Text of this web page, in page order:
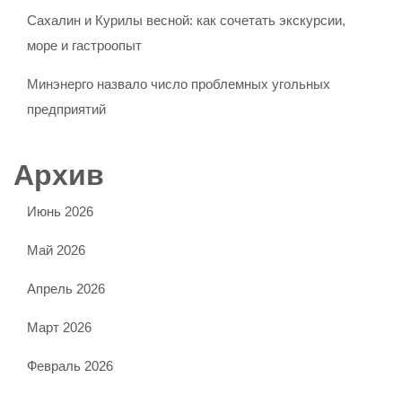
Сахалин и Курилы весной: как сочетать экскурсии,
море и гастроопыт
Минэнерго назвало число проблемных угольных
предприятий
Архив
Июнь 2026
Май 2026
Апрель 2026
Март 2026
Февраль 2026